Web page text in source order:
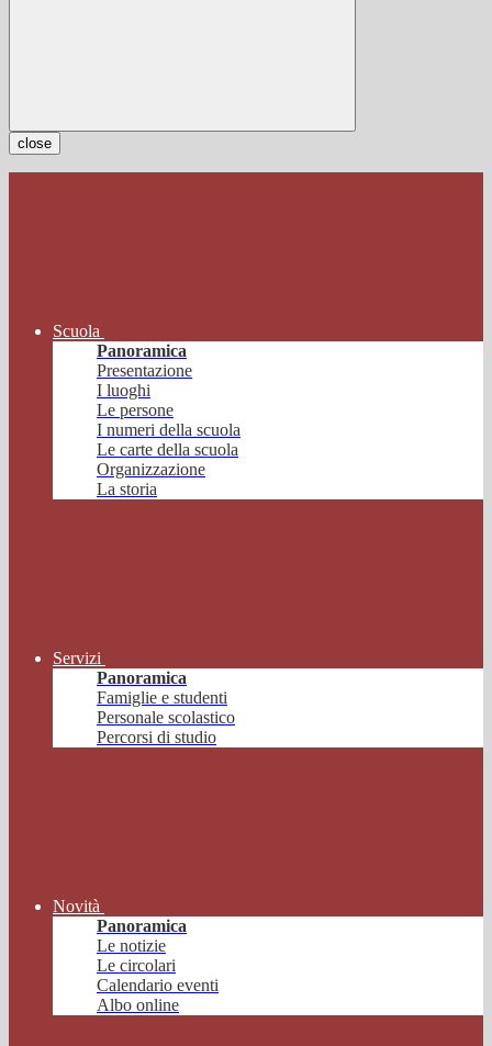
close
Scuola
Panoramica
Presentazione
I luoghi
Le persone
I numeri della scuola
Le carte della scuola
Organizzazione
La storia
Servizi
Panoramica
Famiglie e studenti
Personale scolastico
Percorsi di studio
Novità
Panoramica
Le notizie
Le circolari
Calendario eventi
Albo online